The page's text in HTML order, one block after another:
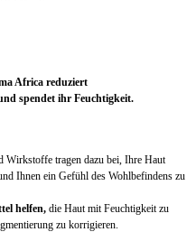
Africa reduziert
spendet ihr Feuchtigkeit.
Wirkstoffe tragen dazu bei, Ihre Haut
Ihnen ein Gefühl des Wohlbefindens zu
helfen, die Haut mit Feuchtigkeit zu
zu korrigieren.